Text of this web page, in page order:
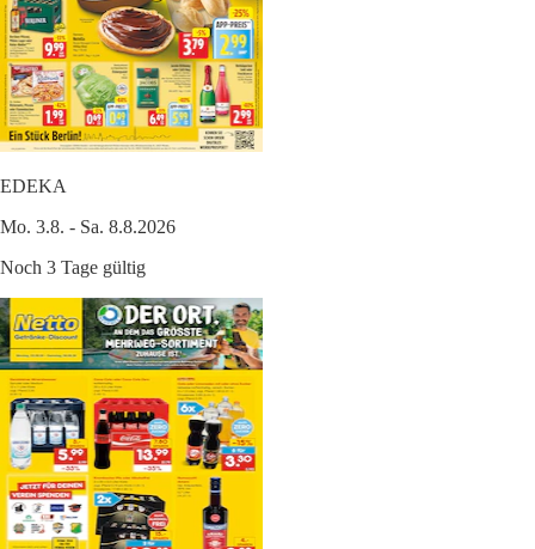
EDEKA
Mo. 3.8. - Sa. 8.8.2026
Noch 3 Tage gültig